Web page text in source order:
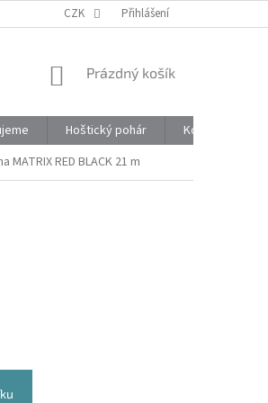
CZK Přihlášení
NÁKUPNÍ
Prázdný košík
Hoštický pohár
Kontakty
MATRIX RED BLACK 21 m